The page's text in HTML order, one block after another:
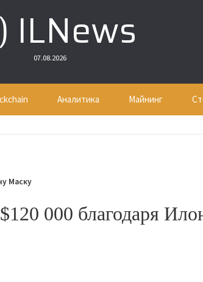
ILNews
07.08.2026
Аналитика Майнинг
Маску
000 благодаря